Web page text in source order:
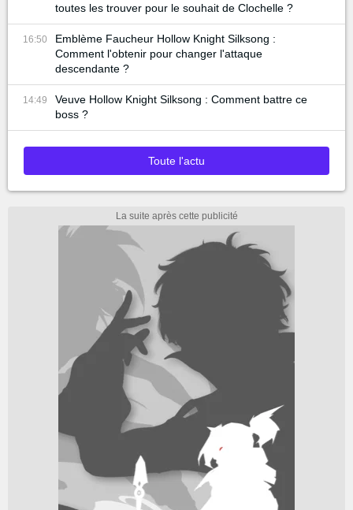
toutes les trouver pour le souhait de Clochelle ?
16:50
Emblème Faucheur Hollow Knight Silksong :
Comment l'obtenir pour changer l'attaque
descendante ?
14:49
Veuve Hollow Knight Silksong : Comment battre ce
boss ?
Toute l'actu